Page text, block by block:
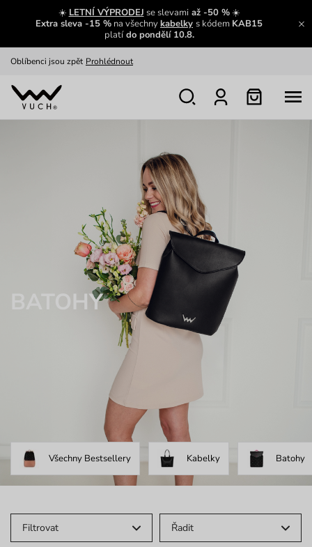
☀️ LETNÍ VÝPRODEJ se slevamiaž -50 %☀️
Extra sleva -15 % na všechnykabelky s kódem KAB15
platído pondělí 10.8.
Zajímavosti ze světa Vuch:
Zobrazit
Oblíbenci jsou zpět Prohlédnout
Nech se inspirovat
BATOHY
Všechny Bestsellery Kabelky Batohy
Filtrovat Řadit